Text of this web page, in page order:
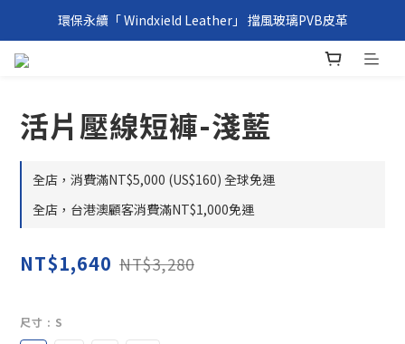
環保永續「 Windxield Leather」 擋風玻璃PVB皮革
環保永續「 Windxield Leather」 擋風玻璃PVB皮革
台港澳消費滿NT$1,000免運，其他地區NT$5,000NT免運
活片壓線短褲-淺藍
全店，消費滿NT$5,000 (US$160) 全球免運
全店，台港澳顧客消費滿NT$1,000免運
NT$1,640 NT$3,280
尺寸 : S